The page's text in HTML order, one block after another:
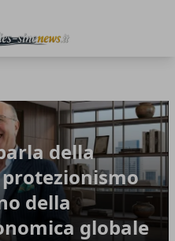
della
della
globale